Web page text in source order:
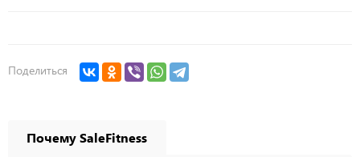
Поделиться
Почему SaleFitness